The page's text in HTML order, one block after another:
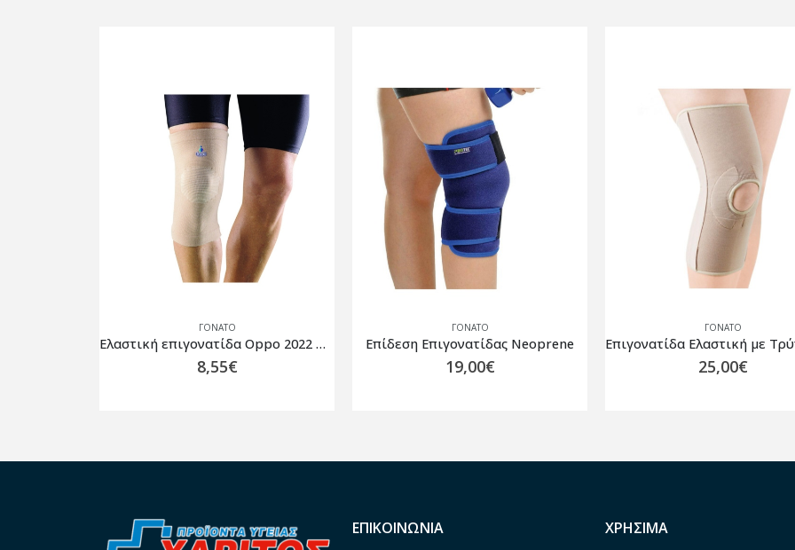
ΓΌΝΑΤΟ
Επίδεση Επιγονατίδας Neoprene
19,00€
ΓΌΝΑΤΟ
25,00€
ΓΌΝΑΤΟ
42,00€
ΕΠΙΚΟΙΝΩΝΙΑ ΧΡΗΣΙΜΑ